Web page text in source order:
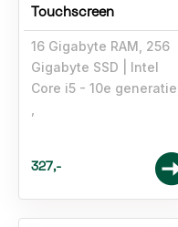
Touchscreen
16 Gigabyte RAM, 256
Gigabyte SSD
Intel
Core i5 - 10e generatie,
327,-